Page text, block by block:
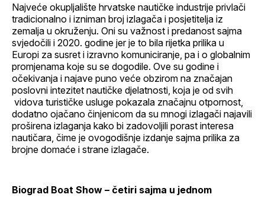
Najveće okupljalište hrvatske nautičke industrije privlači
tradicionalno i izniman broj izlagača i posjetitelja iz
zemalja u okruženju. Oni su važnost i predanost sajma
svjedočili i 2020. godine jer je to bila rijetka prilika u
Europi za susret i izravno komuniciranje, pa i o globalnim
promjenama koje su se dogodile. Ove su godine i
očekivanja i najave puno veće obzirom na značajan
poslovni intezitet nautičke djelatnosti, koja je od svih
vidova turističke usluge pokazala značajnu otpornost,
dodatno ojačano činjenicom da su mnogi izlagači najavili
proširena izlaganja kako bi zadovoljili porast interesa
nautičara, čime je ovogodišnje izdanje sajma prilika za
brojne domaće i strane izlagače.
Biograd Boat Show – četiri sajma u jednom